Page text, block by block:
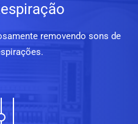
removendo sons de